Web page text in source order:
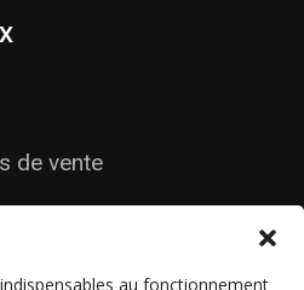
au fonctionnement
de vente